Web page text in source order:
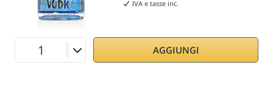
IVA e tasse inc.
AGGIUNGI